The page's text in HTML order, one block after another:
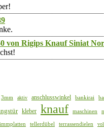
von Rigips Knauf Siniat
3mm aktiv anschlusswinkel bankirai
kleber knauf maschinen
tellerdübel terrassendielen